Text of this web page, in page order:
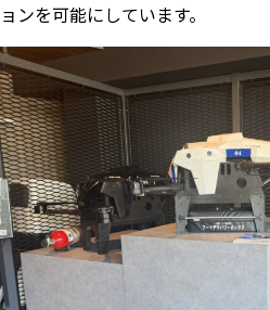
ョンを可能にしています。